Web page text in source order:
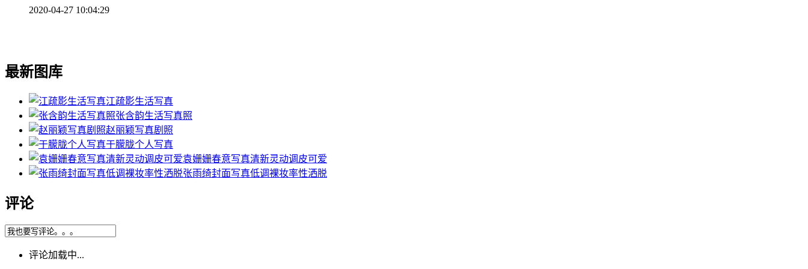
2020-04-27 10:04:29
最新图库
江疏影生活写真
张含韵生活写真照
赵丽颖写真剧照
于朦胧个人写真
袁姗姗春意写真清新灵动调皮可爱
张雨绮封面写真低调裸妆率性洒脱
评论
评论加载中...